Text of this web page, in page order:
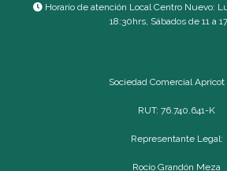
Horario de atención Local Centro Nuevo:
18:30hrs, Sábados de 11 a
Sociedad Comercial Apricot
RUT: 76.740.641-K
Representante Legal:
Rocío Grandón Meza